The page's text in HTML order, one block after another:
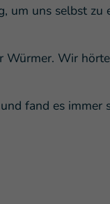
um uns selbst zu
Würmer. Wir
fand es immer